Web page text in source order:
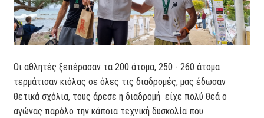
Οι αθλητές ξεπέρασαν τα 200 άτομα, 250 - 260 άτομα
τερμάτισαν κιόλας σε όλες τις διαδρομές, μας έδωσαν
θετικά σχόλια, τους άρεσε η διαδρομή είχε πολύ θεά ο
αγώνας παρόλο την κάποια τεχνική δυσκολία που